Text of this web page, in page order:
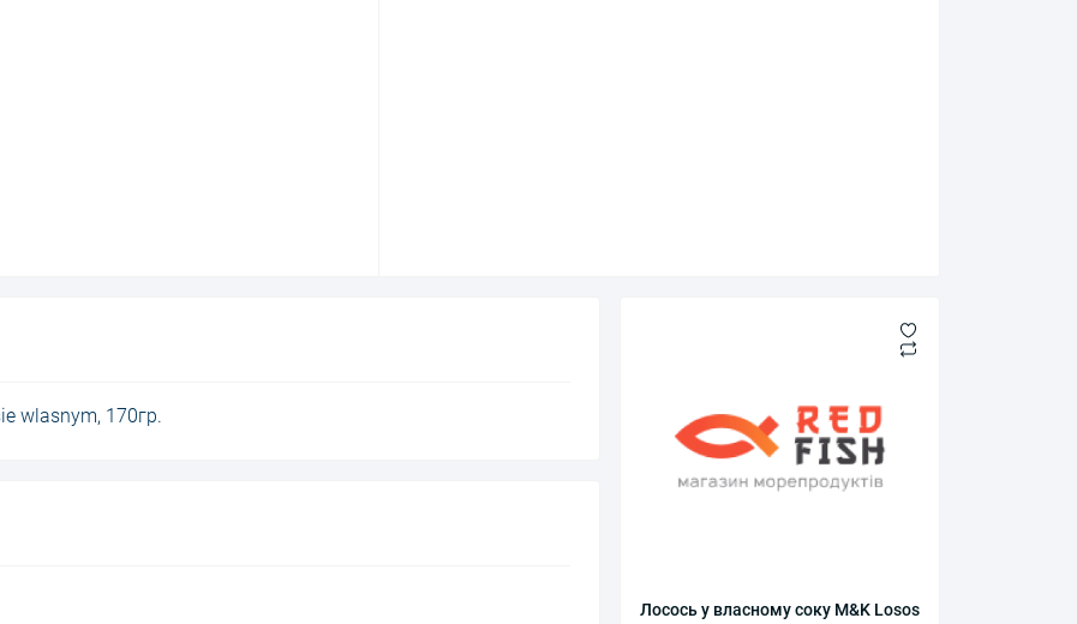
Лосось у власному соку M&K Losos
wlasnym, 170гр.